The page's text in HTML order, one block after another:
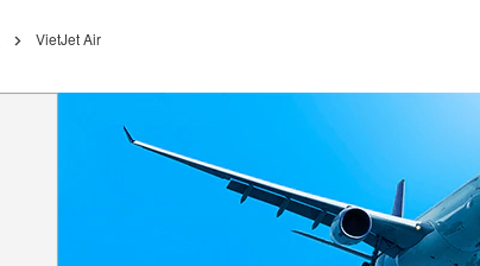
VietJet Air